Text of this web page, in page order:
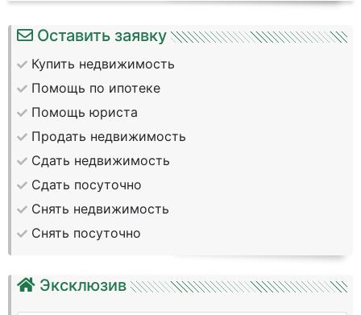
Оставить заявку
Купить недвижимость
Помощь по ипотеке
Помощь юриста
Продать недвижимость
Сдать недвижимость
Сдать посуточно
Снять недвижимость
Снять посуточно
Эксклюзив